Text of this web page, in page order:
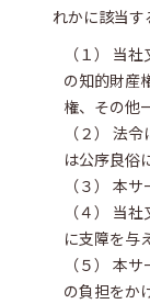
れかに該当す
（１） 当
の知的財産
権、その他
（２） 法
は公序良俗
（３） 本
（４） 当
に支障を与
（５） 本
の負担をか